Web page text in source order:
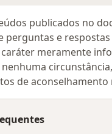
publicados no
perguntas e respostas
meramente
nenhuma
de aconselhamento